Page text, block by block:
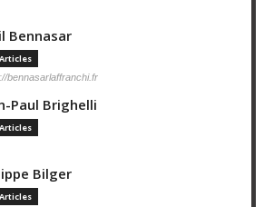
Bennasar
Articles
bennasarlaffranchi.fr
Paul Brighelli
Bilger